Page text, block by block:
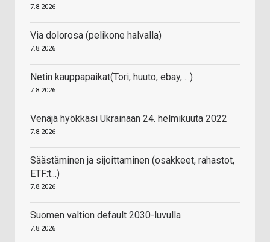
7.8.2026
Via dolorosa (pelikone halvalla)
7.8.2026
Netin kauppapaikat(Tori, huuto, ebay, ...)
7.8.2026
Venäjä hyökkäsi Ukrainaan 24. helmikuuta 2022
7.8.2026
Säästäminen ja sijoittaminen (osakkeet, rahastot,
ETF:t...)
7.8.2026
Suomen valtion default 2030-luvulla
7.8.2026